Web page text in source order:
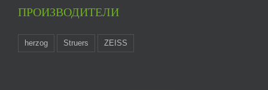
ПРОИЗВОДИТЕЛИ
herzog Struers ZEISS